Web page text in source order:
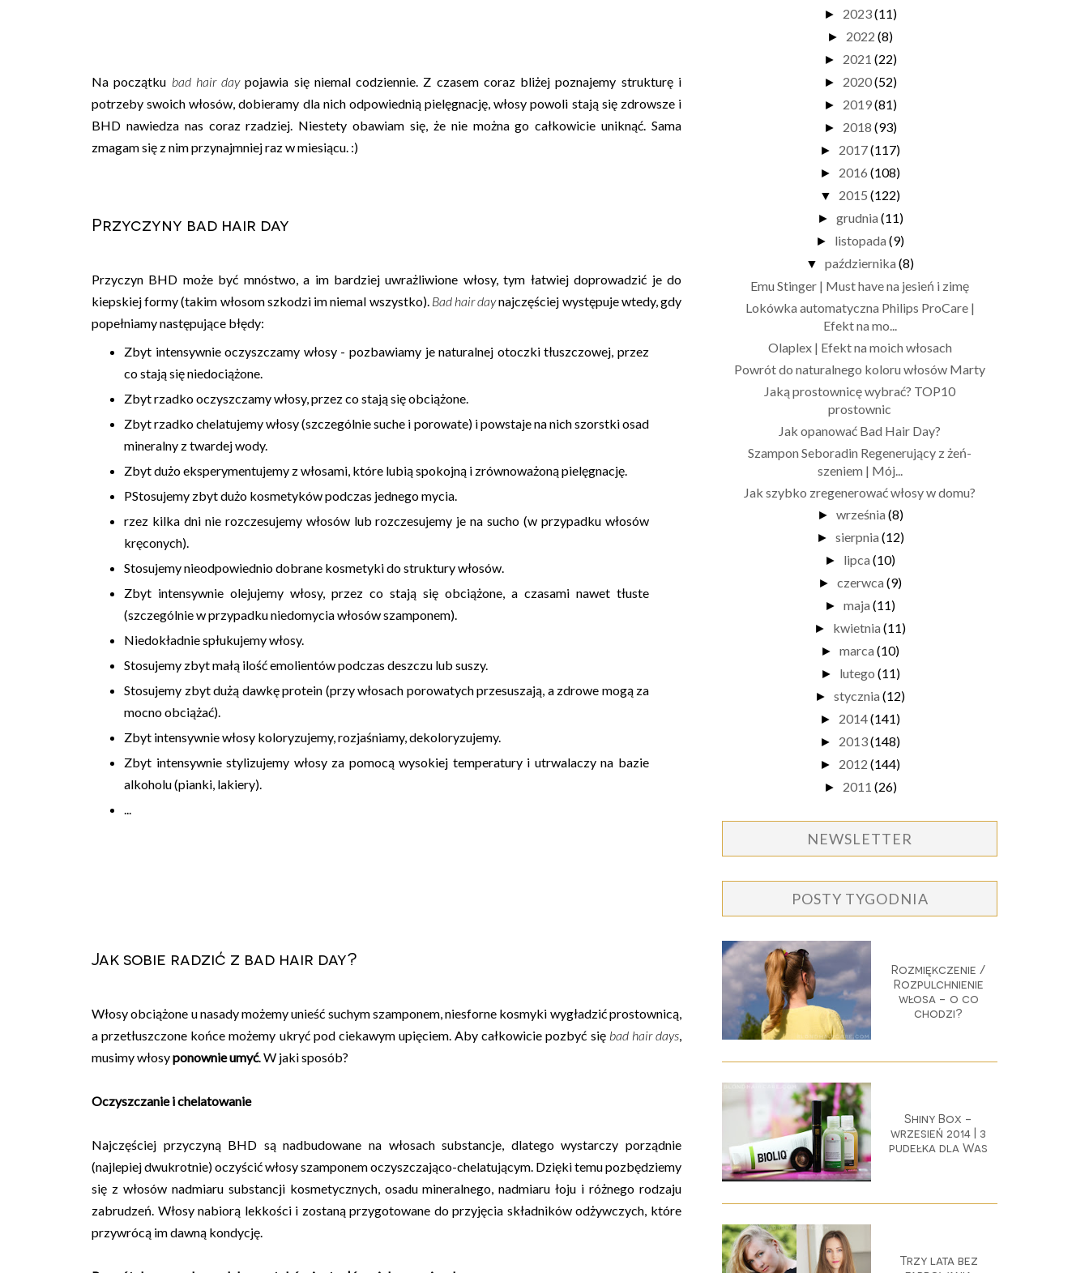
Na początku bad hair daypojawia się niemal codziennie. Z czasem coraz bliżej poznajemy strukturę i
potrzeby swoich włosów, dobieramy dla nich odpowiednią pielęgnację, włosy powoli stają się zdrowsze i
BHD nawiedza nas coraz rzadziej. Niestety obawiam się, że nie można go całkowicie uniknąć. Sama
zmagam się z nim przynajmniej raz w miesiącu. :)
Przyczyny bad hair day
Przyczyn BHD może być mnóstwo, a im bardziej uwrażliwione włosy, tym łatwiej doprowadzić je do
kiepskiej formy (takim włosom szkodzi im niemal wszystko). Bad hair daynajczęściej występuje wtedy, gdy
popełniamy następujące błędy:
Zbyt intensywnie oczyszczamy włosy - pozbawiamy je naturalnej otoczki tłuszczowej, przez
co stają się niedociążone.
Zbytrzadko oczyszczamywłosy, przez co stają się obciążone.
Zbytrzadko chelatujemywłosy (szczególnie suche i porowate) i powstaje na nich szorstki osad
mineralny z twardej wody.
Zbytdużo eksperymentujemy z włosami, które lubią spokojną i zrównoważoną pielęgnację.
PStosujemy zbyt dużo kosmetykówpodczas jednego mycia.
rzez kilka dni nie rozczesujemywłosów lub rozczesujemy je na sucho (w przypadku włosów
kręconych).
Stosujemynieodpowiednio dobrane kosmetykido struktury włosów.
Zbyt intensywnie olejujemy włosy, przez co stają się obciążone, a czasami nawet tłuste
(szczególnie w przypadku niedomycia włosów szamponem).
Niedokładnie spłukujemywłosy.
Stosujemy zbyt małą ilość emolientówpodczas deszczu lub suszy.
Stosujemy zbyt dużą dawkę protein (przy włosach porowatych przesuszają, a zdrowe mogą za
mocno obciążać).
Zbyt intensywnie włosy koloryzujemy, rozjaśniamy, dekoloryzujemy.
Zbyt intensywnie stylizujemy włosy za pomocą wysokiej temperatury i utrwalaczy na bazie
alkoholu (pianki, lakiery).
...
Jak sobie radzić z bad hair day?
Włosy obciążone u nasady możemy unieść suchym szamponem, niesforne kosmyki wygładzić prostownicą,
a przetłuszczone końce możemy ukryć pod ciekawym upięciem. Aby całkowicie pozbyć się bad hair days,
musimy włosyponownie umyć. W jaki sposób?
Oczyszczanie i chelatowanie
Najczęściej przyczyną BHD są nadbudowane na włosach substancje, dlatego wystarczy porządnie
(najlepiej dwukrotnie) oczyścić włosy szamponem oczyszczająco-chelatującym. Dzięki temu pozbędziemy
się z włosów nadmiaru substancji kosmetycznych, osadu mineralnego, nadmiaru łoju i różnego rodzaju
zabrudzeń. Włosy nabiorą lekkości i zostaną przygotowane do przyjęcia składników odżywczych, które
przywrócą im dawną kondycję.
► 2023(11)
► 2022 (8)
► 2021 (22)
► 2020(52)
► 2019(81)
► 2018 (93)
► 2017(117)
► 2016 (108)
▼ 2015 (122)
► grudnia (11)
► listopada (9)
▼ października (8)
Emu Stinger | Must have na jesień i zimę
Lokówka automatyczna Philips ProCare |
Efekt na mo...
Olaplex | Efekt na moich włosach
Powrót do naturalnego koloru włosów Marty
Jaką prostownicę wybrać? TOP10
prostownic
Jak opanować Bad Hair Day?
Szampon Seboradin Regenerujący z żeń-
szeniem | Mój...
Jak szybko zregenerować włosy w domu?
► września (8)
► sierpnia (12)
► lipca (10)
► czerwca (9)
► maja (11)
► kwietnia (11)
► marca (10)
► lutego (11)
► stycznia (12)
► 2014(141)
► 2013(148)
► 2012 (144)
► 2011 (26)
NEWSLETTER
POSTY TYGODNIA
Rozmiękczenie /
Rozpulchnienie
włosa - o co
chodzi?
Shiny Box -
wrzesień 2014 | 3
pudełka dla Was
Trzy lata bez